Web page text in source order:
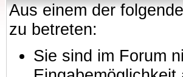
Aus einem der
zu betreten:
Sie sind im Forum